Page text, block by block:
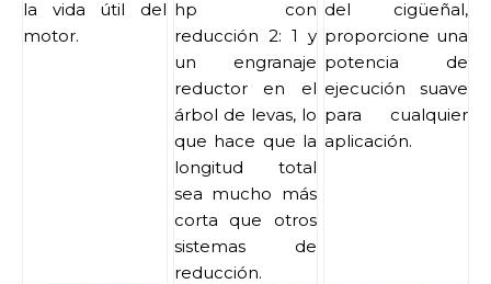
la vida útil del
motor.
hp con
reducción 2: 1 y
un engranaje
reductor en el
árbol de levas, lo
que hace que la
longitud total
sea mucho más
corta que otros
sistemas de
reducción.
del cigüeñal,
proporcione una
potencia de
ejecución suave
para cualquier
aplicación.